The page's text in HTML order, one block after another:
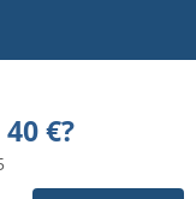
€?